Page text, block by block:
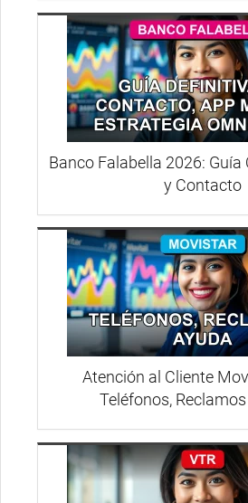
Banco Falabella 2026: Guía
y Contacto
Atención al Cliente
Teléfonos,